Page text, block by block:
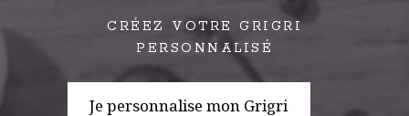
CRÉEZ VOTRE GRIGRI
PERSONNALISÉ
Je personnalise mon Grigri